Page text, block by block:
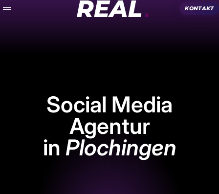
REAL.
Menü
Social Media
Agentur
in Plochingen